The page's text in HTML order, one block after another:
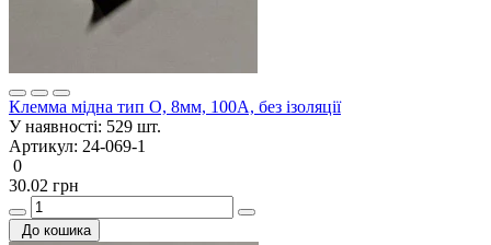
Клемма мідна тип О, 8мм, 100А, без ізоляції
У наявності: 529 шт.
Артикул: 24-069-1
0
30.02 грн
До кошика